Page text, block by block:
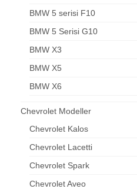
BMW 5 serisi F10
BMW 5 Serisi G10
BMW X3
BMW X5
BMW X6
Chevrolet Modeller
Chevrolet Kalos
Chevrolet Lacetti
Chevrolet Spark
Chevrolet Aveo